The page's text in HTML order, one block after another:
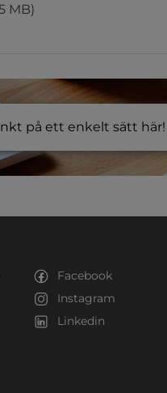
MB)
på ett enkelt sätt här!
Facebook
Instagram
Linkedin